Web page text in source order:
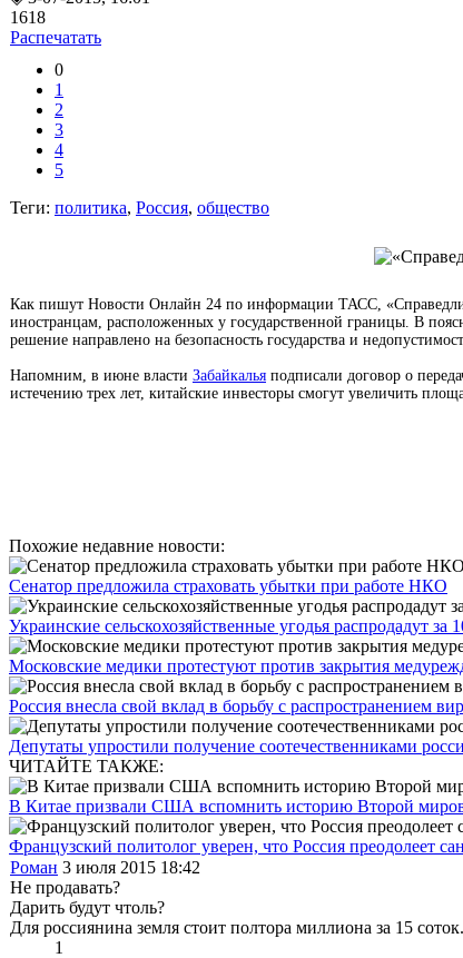
1618
Распечатать
0
1
2
3
4
5
Теги: политика, Россия, общество
Как пишут Новости Онлайн 24 по информации ТАСС,
иностранцам, расположенных у государственной границы. В
решение направлено на безопасность государства и
Напомним, в июне власти Забайкалья подписали договор о
истечению трех лет, китайские инвесторы смогут увеличить
Похожие недавние новости:
Сенатор предложила страховать убытки при работе НКО
Украинские сельскохозяйственные угодья распродадут за
Московские медики протестуют против закрытия
Россия внесла свой вклад в борьбу с распространением
Депутаты упростили получение соотечественниками
ЧИТАЙТЕ ТАКЖЕ:
В Китае призвали США вспомнить историю Второй
Французский политолог уверен, что Россия преодолеет
Роман 3 июля 2015 18:42
Не продавать?
Дарить будут чтоль?
Для россиянина земля стоит полтора миллиона за 15
1